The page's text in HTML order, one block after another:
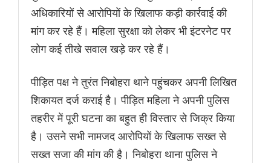
अधिकारियों से आरोपियों के खिलाफ कड़ी कार्रवाई की
मांग कर रहे हैं। महिला सुरक्षा को लेकर भी इंटरनेट पर
लोग कई तीखे सवाल खड़े कर रहे हैं।
पीड़ित पक्ष ने तुरंत निबोहरा थाने पहुंचकर अपनी लिखित
शिकायत दर्ज कराई है। पीड़ित महिला ने अपनी पुलिस
तहरीर में पूरी घटना का बहुत ही विस्तार से जिक्र किया
है। उसने सभी नामजद आरोपियों के खिलाफ सख्त से
सख्त सजा की मांग की है। निबोहरा थाना पुलिस ने